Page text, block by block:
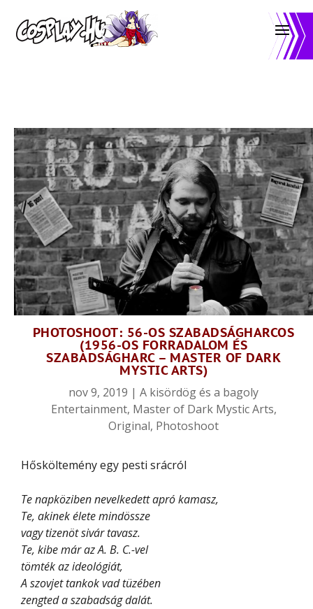
PHOTOSHOOT: 56-OS SZABADSÁGHARCOS
(1956-OS FORRADALOM ÉS
SZABADSÁGHARC – MASTER OF DARK
MYSTIC ARTS)
nov 9, 2019 | A kisördög és a bagoly
Entertainment, Master of Dark Mystic Arts,
Original, Photoshoot
Hősköltemény egy pesti srácról
Te napköziben nevelkedett apró kamasz,
Te, akinek élete mindössze
vagy tizenöt sivár tavasz.
Te, kibe már az A. B. C.-vel
tömték az ideológiát,
A szovjet tankok vad tüzében
zengted a szabadság dalát.